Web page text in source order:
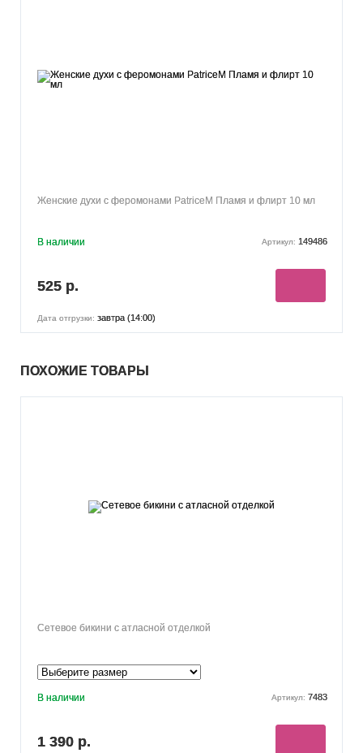
Женские духи с феромонами PatriceM Пламя и флирт 10 мл
В наличии Артикул: 149486
525 р.
Дата отгрузки: завтра (14:00)
ПОХОЖИЕ ТОВАРЫ
Сетевое бикини с атласной отделкой
В наличии Артикул: 7483
1 390 р.